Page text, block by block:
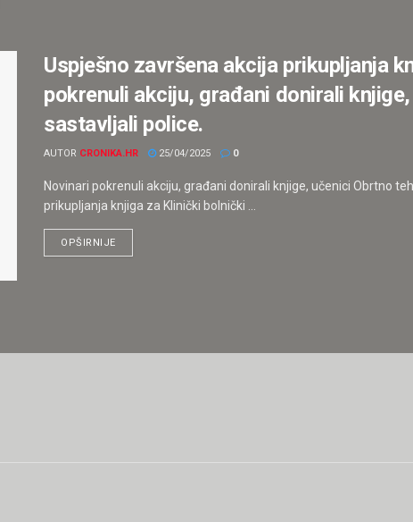
Uspješno završena akcija prikupljanja
pokrenuli akciju, građani donirali
sastavljali police.
AUTOR CRONIKA.HR 25/04/2025 0
Novinari pokrenuli akciju, građani donirali knjige, učenici Obrtno
prikupljanja knjiga za Klinički bolnički ...
OPŠIRNIJE